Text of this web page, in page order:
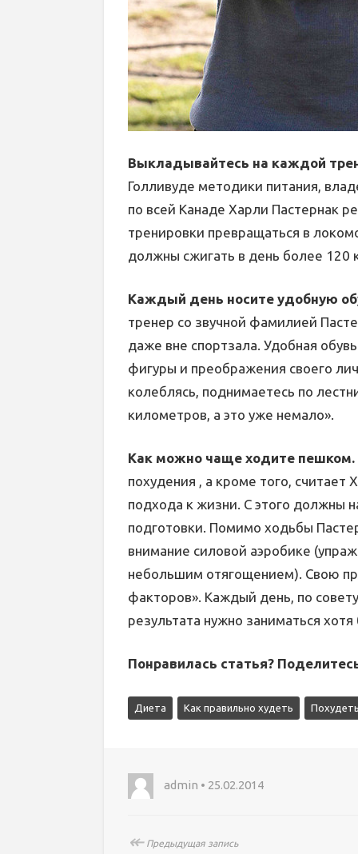
Выкладывайтесь на каждой
Голливуде методики питания,
по всей Канаде Харли Пастернак
тренировки превращаться в
должны сжигать в день более 120
Каждый день носите удобную
тренер со звучной фамилией
даже вне спортзала. Удобная
фигуры и преображения своего
колеблясь, поднимаетесь по
километров, а это уже немало».
Как можно чаще ходите пешком.
похудения , а кроме того, считает
подхода к жизни. С этого должны
подготовки. Помимо ходьбы
внимание силовой аэробике
небольшим отягощением). Свою
факторов». Каждый день, по
результата нужно заниматься
Понравилась статья?
Диета Как правильно худеть
admin • 25.02.2014
↞Предыдущая запись